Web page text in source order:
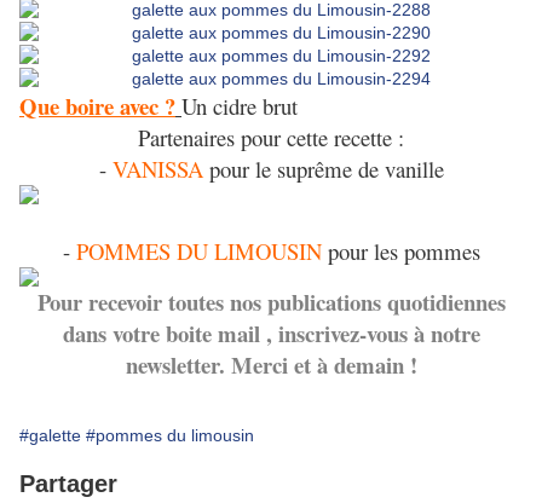
Que boire avec ? Un cidre brut
Partenaires pour cette recette :
- VANISSApour le suprême de vanille
- POMMES DU LIMOUSINpour les pommes
Pour recevoir toutes nos publications quotidiennes
dans votre boite mail , inscrivez-vous à notre
newsletter. Merci et à demain !
#galette #pommes du limousin
Partager